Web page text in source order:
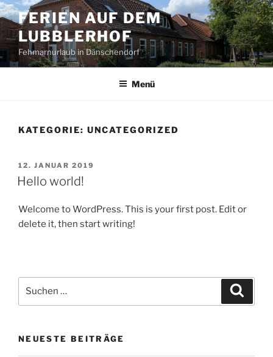
Zum
Inhalt
springen
FERIEN AUF DEM
LUBBLERHOF
Fehmarnurlaub in Dänschendorf
Menü
KATEGORIE: UNCATEGORIZED
VERÖFFENTLICHT
AM
12. JANUAR 2019
Hello world!
Welcome to WordPress. This is your first post. Edit or
delete it, then start writing!
nach:
NEUESTE BEITRÄGE